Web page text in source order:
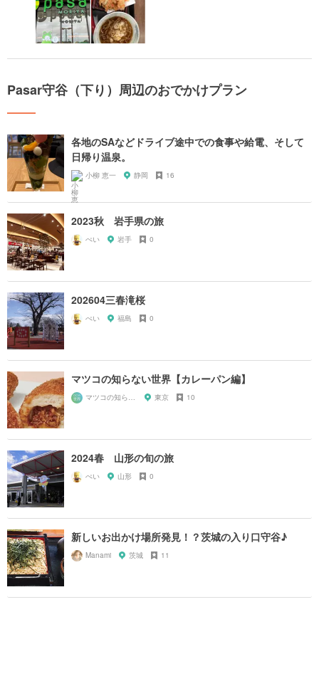
Pasar守谷（下り）周辺のおでかけプラン
各地のSAなどドライブ途中での食事や給電、そして
日帰り温泉。
小柳 恵一 静岡 16
2023秋 岩手県の旅
ぺい 岩手 0
202604三春滝桜
ぺい 福島 0
マツコの知らない世界【カレーパン編】
マツコの知らない世界マニア 東京 10
2024春 山形の旬の旅
ぺい 山形 0
新しいお出かけ場所発見！？茨城の入り口守谷♪
Manami 茨城 11